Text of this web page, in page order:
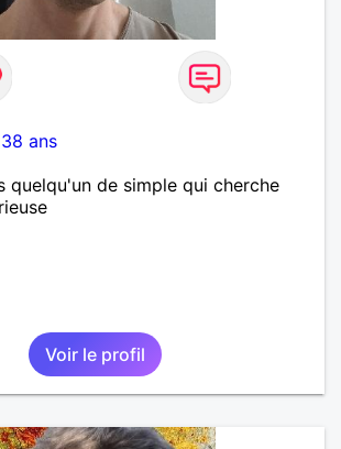
38 ans
quelqu'un de simple qui cherche
Voir le profil